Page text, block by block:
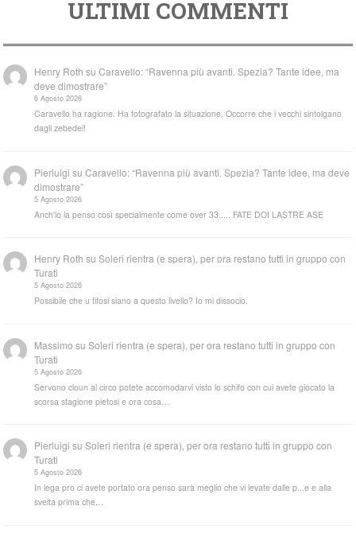
ULTIMI COMMENTI
Henry Roth suCaravello: “Ravenna più avanti. Spezia? Tante idee, ma
deve dimostrare”
6 Agosto 2026
Caravello ha ragione. Ha fotografato la situazione. Occorre che i vecchi sintolgano
dagli zebedei!
Pierluigi suCaravello: “Ravenna più avanti. Spezia? Tante idee, ma deve
dimostrare”
5 Agosto 2026
Anch'io la penso così specialmente come over 33..... FATE DOI LASTRE ASE
Henry Roth suSoleri rientra (e spera), per ora restano tutti in gruppo con
Turati
5 Agosto 2026
Possibile che u tifosi siano a questo livello? Io mi dissocio.
Massimo suSoleri rientra (e spera), per ora restano tutti in gruppo con
Turati
5 Agosto 2026
Servono cloun al circo potete accomodarvi visto lo schifo con cui avete giocato la
scorsa stagione pietosi e ora cosa…
Pierluigi suSoleri rientra (e spera), per ora restano tutti in gruppo con
Turati
5 Agosto 2026
In lega pro ci avete portato ora penso sarà meglio che vi levate dalle p...e e alla
svelta prima che…